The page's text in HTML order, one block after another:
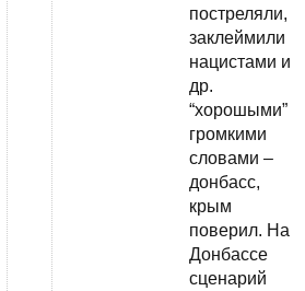
постреляли,
заклеймили
нацистами и
др.
“хорошыми”
громкими
словами –
донбасс,
крым
поверил. На
Донбассе
сценарий